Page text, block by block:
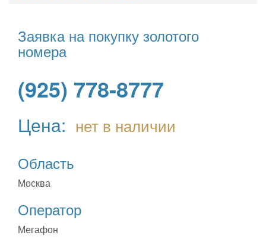
Заявка на покупку золотого
номера
(925) 778-8777
Цена: нет в наличии
Область
Москва
Оператор
Мегафон